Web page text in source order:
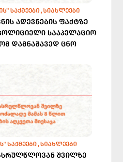
ᲡᲐᲥᲛᲔᲔᲑᲘ ᲡᲘᲐᲮᲚᲔᲔᲑᲘ
ადევნების ფაქტზე
სააპელაციო
დამნაშავედ ცნო
ᲡᲐᲥᲛᲔᲔᲑᲘ ᲡᲘᲐᲮᲚᲔᲔᲑᲘ
შვილზე